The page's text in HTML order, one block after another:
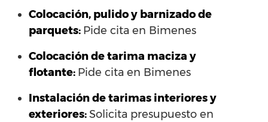
Colocación, pulido y barnizado de
parquets: Pide cita en Bimenes
Colocación de tarima maciza y
flotante: Pide cita en Bimenes
Instalación de tarimas interiores y
exteriores:Solicita presupuesto en